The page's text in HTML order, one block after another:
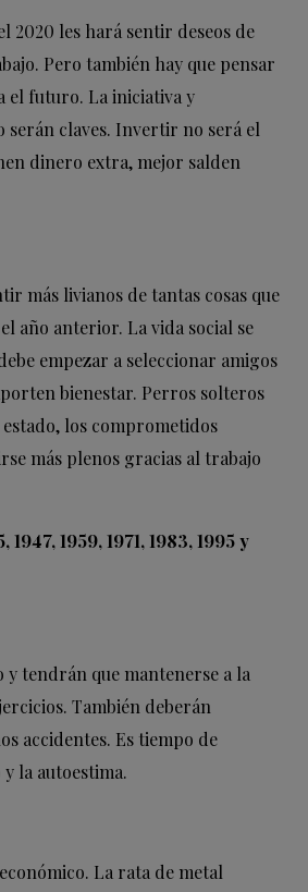
2020 les hará sentir deseos de
Pero también hay que pensar
el futuro. La iniciativa y
serán claves. Invertir no será el
dinero extra, mejor salden
más livianos de tantas cosas que
año anterior. La vida social se
empezar a seleccionar amigos
bienestar. Perros solteros
los comprometidos
más plenos gracias al trabajo
1947, 1959, 1971, 1983, 1995 y
y tendrán que mantenerse a la
También deberán
accidentes. Es tiempo de
la autoestima.
La rata de metal